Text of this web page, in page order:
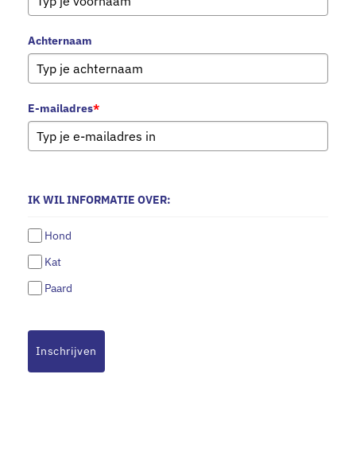
Achternaam
E-mailadres*
IK WIL INFORMATIE OVER:
Hond
Kat
Paard
Inschrijven